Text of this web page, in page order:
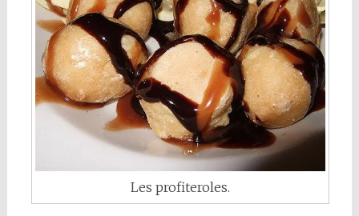
Les profiteroles.